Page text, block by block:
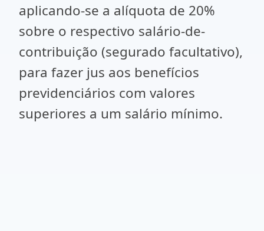
aplicando-se a alíquota de 20%
sobre o respectivo salário-de-
contribuição (segurado facultativo),
para fazer jus aos benefícios
previdenciários com valores
superiores a um salário mínimo.